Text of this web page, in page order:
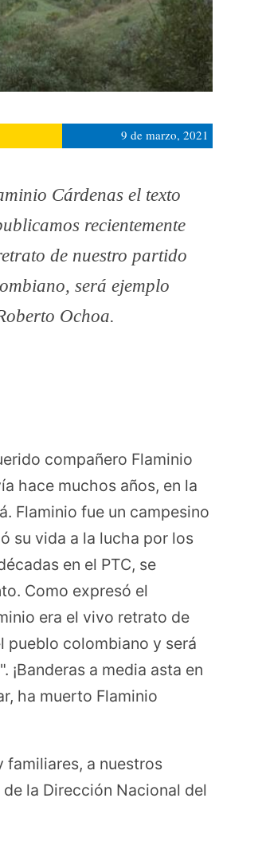
9 de marzo, 2021
Cárdenas el texto
recientemente
de nuestro partido
será ejemplo
Ochoa.
compañero Flaminio
hace muchos años, en la
Flaminio fue un campesino
su vida a la lucha por los
en el PTC, se
Como expresó el
era el vivo retrato de
pueblo colombiano y será
a media asta en
ha muerto Flaminio
familiares, a nuestros
la Dirección Nacional del